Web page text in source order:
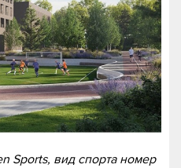
Sports, вид спорта номер